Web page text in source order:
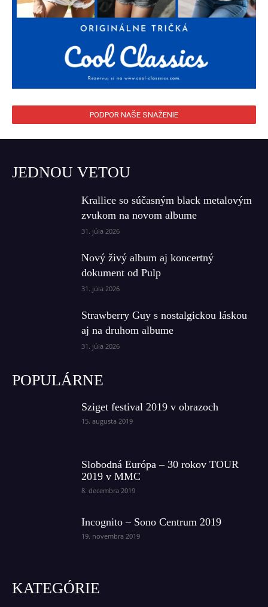
PODPOR NAŠE SNAŽENIE
JEDNOU VETOU
Krallice so súčasným black metalovým
zvukom na novom albume
31. júla 2026
Nový živý album aj koncertný
dokument od Pulp
31. júla 2026
Strawberry Guy s nostalgickou láskou
aj na druhom albume
31. júla 2026
POPULÁRNE
Sziget festival 2019 v obrazoch
15. augusta 2019
Slobodná Európa – 30 rokov TOUR
2019 v MMC
8. decembra 2019
Incognito – Sono Centrum 2019
19. novembra 2019
KATEGÓRIE